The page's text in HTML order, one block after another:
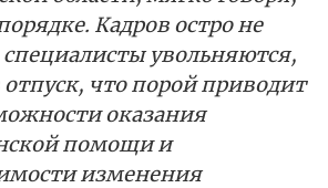
Кадров остро не
специалисты увольняются,
отпуск, что порой приводит
оказания
помощи и
изменения